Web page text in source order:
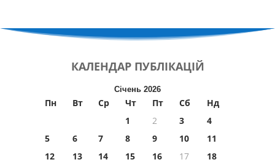
КАЛЕНДАР ПУБЛІКАЦІЙ
Січень 2026
Пн Вт Ср Чт Пт Сб
Нд
1
2 3
4
5
6 7 8 9 10
11
12
13 14 15 16 17
18